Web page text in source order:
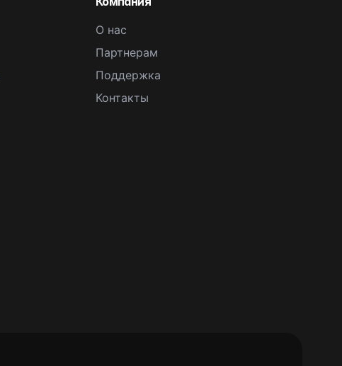
О нас
Партнерам
Поддержка
Контакты